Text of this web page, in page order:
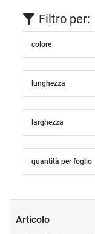
Filtro per:
colore
lunghezza
larghezza
quantità per foglio